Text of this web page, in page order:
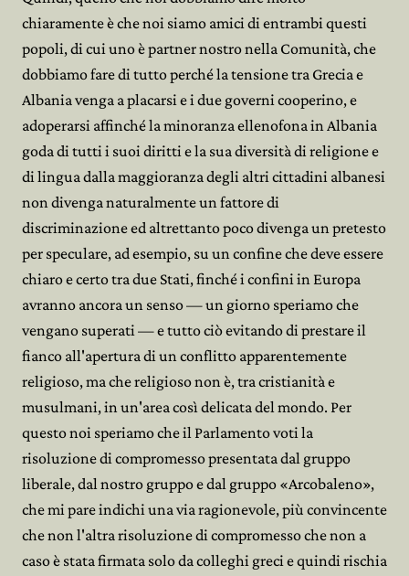
chiaramente è che noi siamo amici di entrambi questi
popoli, di cui uno è partner nostro nella Comunità, che
dobbiamo fare di tutto perché la tensione tra Grecia e
Albania venga a placarsi e i due governi cooperino, e
adoperarsi affinché la minoranza ellenofona in Albania
goda di tutti i suoi diritti e la sua diversità di religione e
di lingua dalla maggioranza degli altri cittadini albanesi
non divenga naturalmente un fattore di
discriminazione ed altrettanto poco divenga un pretesto
per speculare, ad esempio, su un confine che deve essere
chiaro e certo tra due Stati, finché i confini in Europa
avranno ancora un senso — un giorno speriamo che
vengano superati — e tutto ciò evitando di prestare il
fianco all'apertura di un conflitto apparentemente
religioso, ma che religioso non è, tra cristianità e
musulmani, in un'area così delicata del mondo. Per
questo noi speriamo che il Parlamento voti la
risoluzione di compromesso presentata dal gruppo
liberale, dal nostro gruppo e dal gruppo «Arcobaleno»,
che mi pare indichi una via ragionevole, più convincente
che non l'altra risoluzione di compromesso che non a
caso è stata firmata solo da colleghi greci e quindi rischia